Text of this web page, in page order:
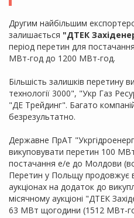
Другим найбільшим
залишається "ДТЕК
період перетин для
МВт-год до 1200 МВт-год.
Більшість залишків перетину
технології 3000", "Укр Газ
"ДЕ Трейдинг". Багато
безрезультатно.
Державне ПрАТ
викуповувати перетин 100
постачання е/е до Молдови
Перетин у Польщу продовжує
аукціонах на додаток до
місячному аукціоні "ДТЕК
63 МВт щогодини (1512 МВт-